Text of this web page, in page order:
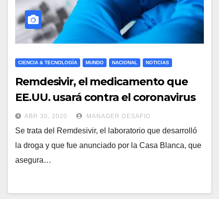
CIENCIA & TECNOLOGÍA MUNDO NACIONAL NOTICIAS
Remdesivir, el medicamento que
EE.UU. usará contra el coronavirus
ABR 30, 2020 MANAGER.DESAFIO
Se trata del Remdesivir, el laboratorio que desarrolló
la droga y que fue anunciado por la Casa Blanca, que
asegura…